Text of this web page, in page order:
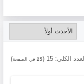
العدد الكلي:15
(
25 في الصفحة)